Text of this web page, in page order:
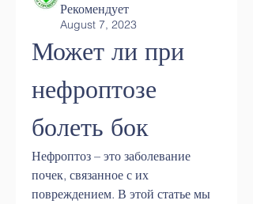
Рекомендует
August 7, 2023
Может ли при
нефроптозе
болеть бок
Нефроптоз – это заболевание
почек, связанное с их
повреждением. В этой статье мы